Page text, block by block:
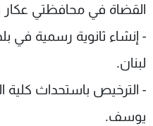
القضاة في محافظتي عكار
- إنشاء ثانوية رسمية في
لبنان.
- الترخيص باستحداث
يوسف.